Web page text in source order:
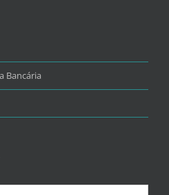
Bancária